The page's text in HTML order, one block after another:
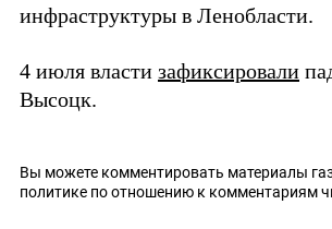
инфраструктуры в Ленобласти.
4 июля власти зафиксировали
Высоцк.
Вы можете комментировать материалы
политике по отношению к комментариям